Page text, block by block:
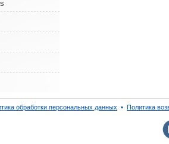
обработки персональных данных ▪ Политика